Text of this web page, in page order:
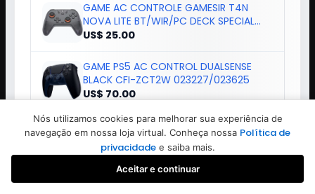
Buscar Iniciar sessão
Nós utilizamos cookies para melhorar sua experiência de
navegação em nossa loja virtual. Conheça nossa Política de
privacidade e saiba mais.
Aceitar e continuar
GAME AC CONTROLE GAMESIR T4N
NOVA LITE BT/WIR/PC DECK SPECIAL
221703
US$ 25.00
GAME PS5 AC CONTROL DUALSENSE
BLACK CFI-ZCT2W 023227/023625
US$ 70.00
GAME PORTATIL GAME BOX S9 520
JOGOS 2.4" ORANGE
US$ 35.00
FONE C/ MICROFONE SONY PULSE ELITE